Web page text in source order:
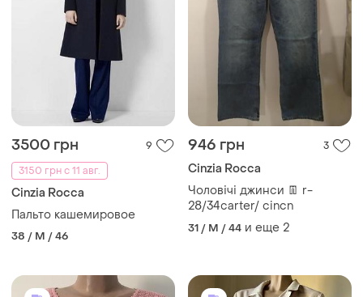
3500 грн
9
3150 грн с 11 авг.
Cinzia Rocca
Пальто кашемировое
38 / M / 46
946 грн 3
Cinzia Rocca
Чоловічі джинси 👖 r-
28/34carter/ cincn
31 / M / 44 и еще 2